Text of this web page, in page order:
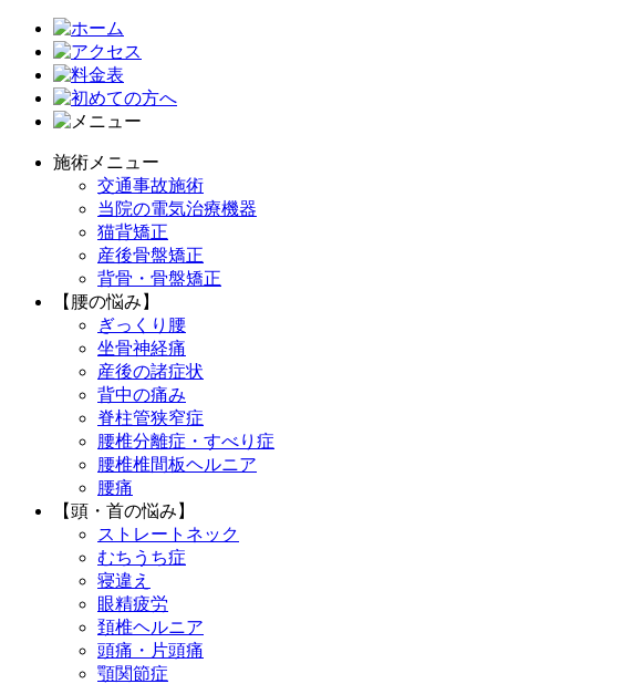
施術メニュー
交通事故施術
当院の電気治療機器
猫背矯正
産後骨盤矯正
背骨・骨盤矯正
【腰の悩み】
ぎっくり腰
坐骨神経痛
産後の諸症状
背中の痛み
脊柱管狭窄症
腰椎分離症・すべり症
腰椎椎間板ヘルニア
腰痛
【頭・首の悩み】
ストレートネック
むちうち症
寝違え
眼精疲労
頚椎ヘルニア
頭痛・片頭痛
顎関節症